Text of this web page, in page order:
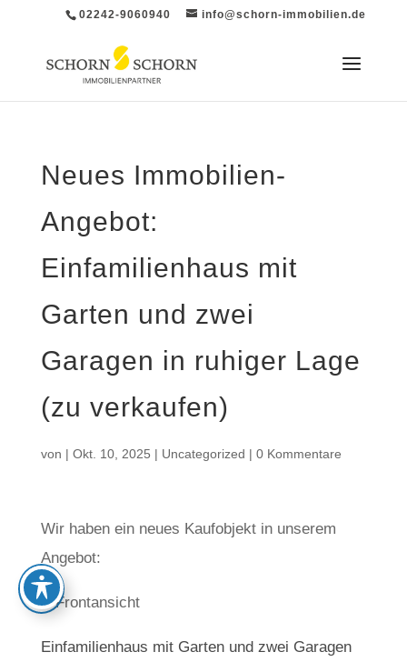
02242-9060940 info@schorn-immobilien.de
Neues Immobilien-
Angebot:
Einfamilienhaus mit
Garten und zwei
Garagen in ruhiger Lage
(zu verkaufen)
von | Okt. 10, 2025 | Uncategorized | 0 Kommentare
Wir haben ein neues Kaufobjekt in unserem
Angebot:
Einfamilienhaus mit Garten und zwei Garagen